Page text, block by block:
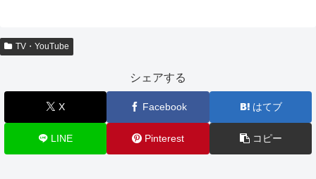
TV・YouTube
シェアする
X Facebook はてブ
LINE Pinterest コピー